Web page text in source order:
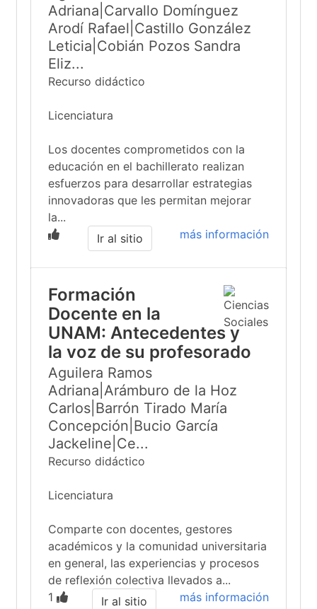
Adriana|Carvallo Domínguez
Arodí Rafael|Castillo González
Leticia|Cobián Pozos Sandra
Eliz...
Recurso didáctico
Licenciatura
Los docentes comprometidos con la
educación en el bachillerato realizan
esfuerzos para desarrollar estrategias
innovadoras que les permitan mejorar
la...
más información
Ir al sitio
Formación
Docente en la
UNAM: Antecedentes y
la voz de su profesorado
Aguilera Ramos
Adriana|Arámburo de la Hoz
Carlos|Barrón Tirado María
Concepción|Bucio García
Jackeline|Ce...
Recurso didáctico
Licenciatura
Comparte con docentes, gestores
académicos y la comunidad universitaria
en general, las experiencias y procesos
de reflexión colectiva llevados a...
1
más información
Ir al sitio